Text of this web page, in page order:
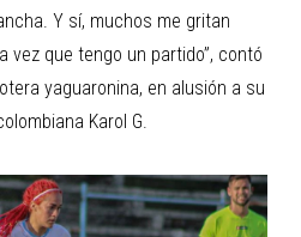
Y sí, muchos me gritan
vez que tengo un partido”, contó
yaguaronina, en alusión a su
Karol G.